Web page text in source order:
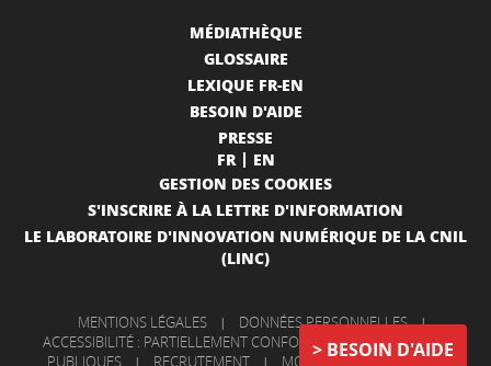
BESOIN D'AIDE
MÉDIATHÈQUE
GLOSSAIRE
LEXIQUE FR-EN
BESOIN D'AIDE
PRESSE
FR
EN
GESTION DES COOKIES
S'INSCRIRE À LA LETTRE D'INFORMATION
LE LABORATOIRE D'INNOVATION NUMÉRIQUE DE LA CNIL
(LINC)
MENTIONS LÉGALES | DONNÉES PERSONNELLES |
ACCESSIBILITÉ : PARTIELLEMENT CONFORME
|
INFORMATIONS
PUBLIQUES
| RECRUTEMENT | MON COMPTE | NOUS